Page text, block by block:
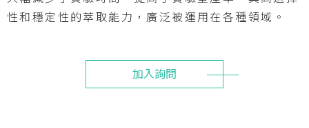
性和穩定性的萃取能力，廣泛被運用在各種領域。
加入詢問